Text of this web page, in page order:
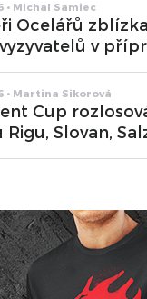
• Michal Samiec
Ocelářů
v
• Martina Sikorová
Cup
Rigu, Slovan,